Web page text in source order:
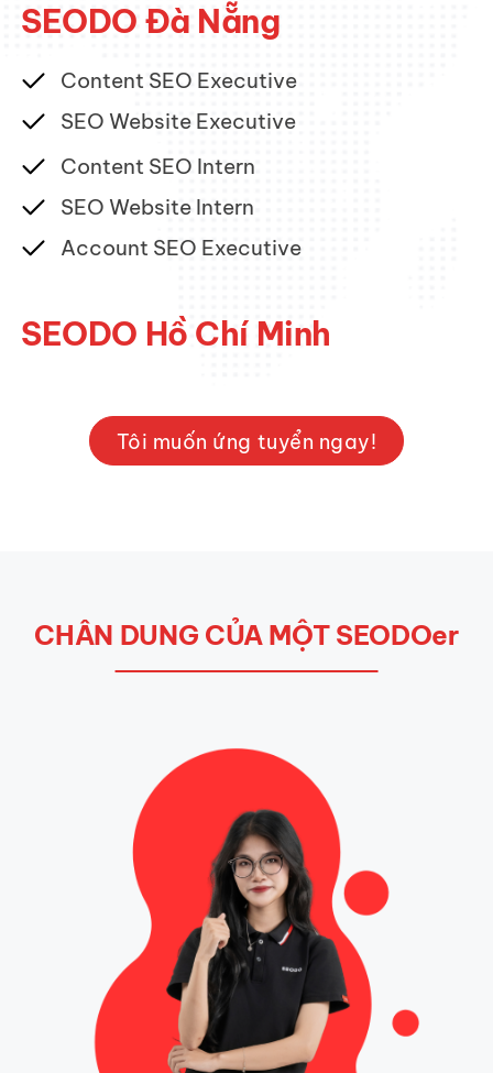
SEODO Đà Nẵng
Content SEO Executive
SEO Website Executive
Content SEO Intern
SEO Website Intern
Account SEO Executive
SEODO Hồ Chí Minh
Tôi muốn ứng tuyển ngay!
CHÂN DUNG CỦA MỘT SEODOer